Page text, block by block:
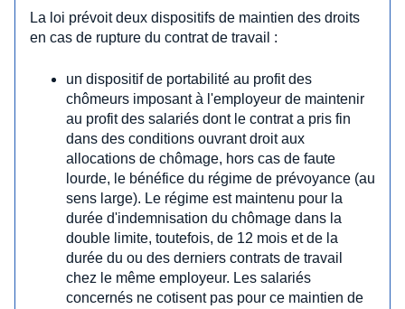
La loi prévoit deux dispositifs de maintien des droits
en cas de rupture du contrat de travail :
un dispositif de portabilité au profit des
chômeurs imposant à l'employeur de maintenir
au profit des salariés dont le contrat a pris fin
dans des conditions ouvrant droit aux
allocations de chômage, hors cas de faute
lourde, le bénéfice du régime de prévoyance (au
sens large). Le régime est maintenu pour la
durée d'indemnisation du chômage dans la
double limite, toutefois, de 12 mois et de la
durée du ou des derniers contrats de travail
chez le même employeur. Les salariés
concernés ne cotisent pas pour ce maintien de